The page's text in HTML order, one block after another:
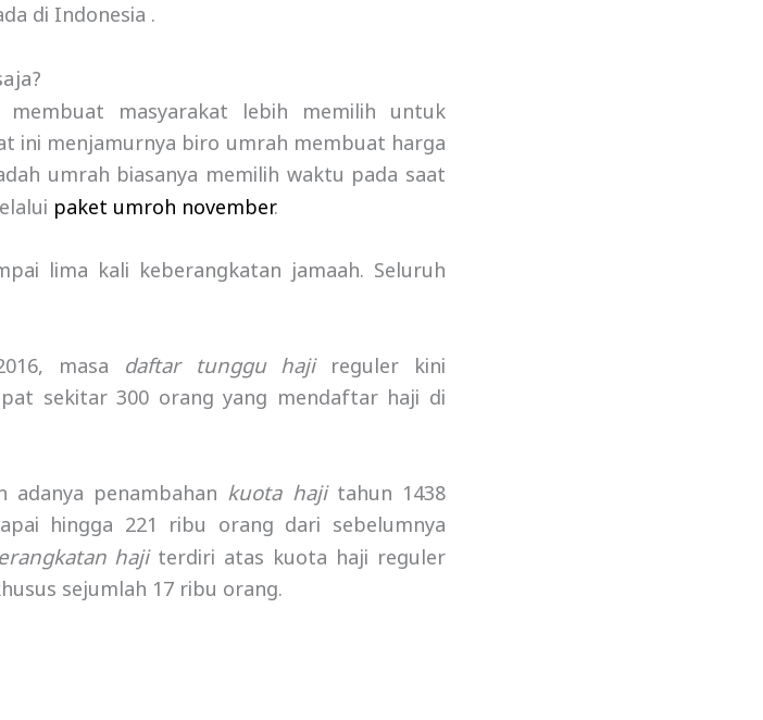
di Indonesia .
?
masyarakat lebih memilih untuk
ini menjamurnya biro umrah membuat harga
umrah biasanya memilih waktu pada saat
paket umroh november.
lima kali keberangkatan jamaah. Seluruh
masa daftar tunggu hajireguler kini
sekitar 300 orang yang mendaftar haji di
penambahan kuota hajitahun 1438
hingga 221 ribu orang dari sebelumnya
hajiterdiri atas kuota haji reguler
sejumlah 17 ribu orang.